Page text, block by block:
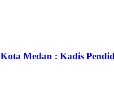
Medan : Kadis